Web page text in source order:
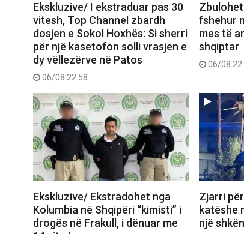
Ekskluzive/ I ekstraduar pas 30
vitesh, Top Channel zbardh
dosjen e Sokol Hoxhës: Si sherri
për një kasetofon solli vrasjen e
dy vëllezërve në Patos
06/08 22:58
fshehur
mes të
shqiptar
06/08
Ekskluzive/ Ekstradohet nga
Kolumbia në Shqipëri “kimisti” i
drogës në Frakull, i dënuar me
Zjarri
katëshe
një